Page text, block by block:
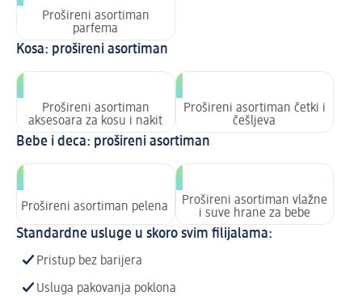
Prošireni asortiman
parfema
Kosa: prošireni asortiman
Prošireni asortiman
aksesoara za kosu i nakit
Prošireni asortiman četki i
češljeva
Bebe i deca: prošireni asortiman
Prošireni asortiman pelena
Prošireni asortiman vlažne
i suve hrane za bebe
Standardne usluge u skoro svim filijalama:
Pristup bez barijera
Usluga pakovanja poklona